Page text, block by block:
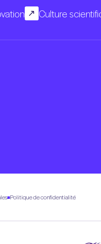
Culture
Politique de confidentialité